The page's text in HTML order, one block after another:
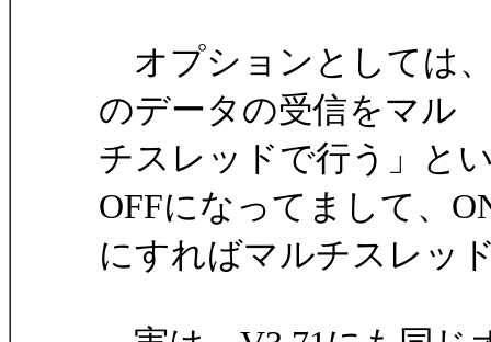
オプションとしては
のデータの受信をマル
チスレッドで行う」と
OFFになってまして、
にすればマルチスレッ